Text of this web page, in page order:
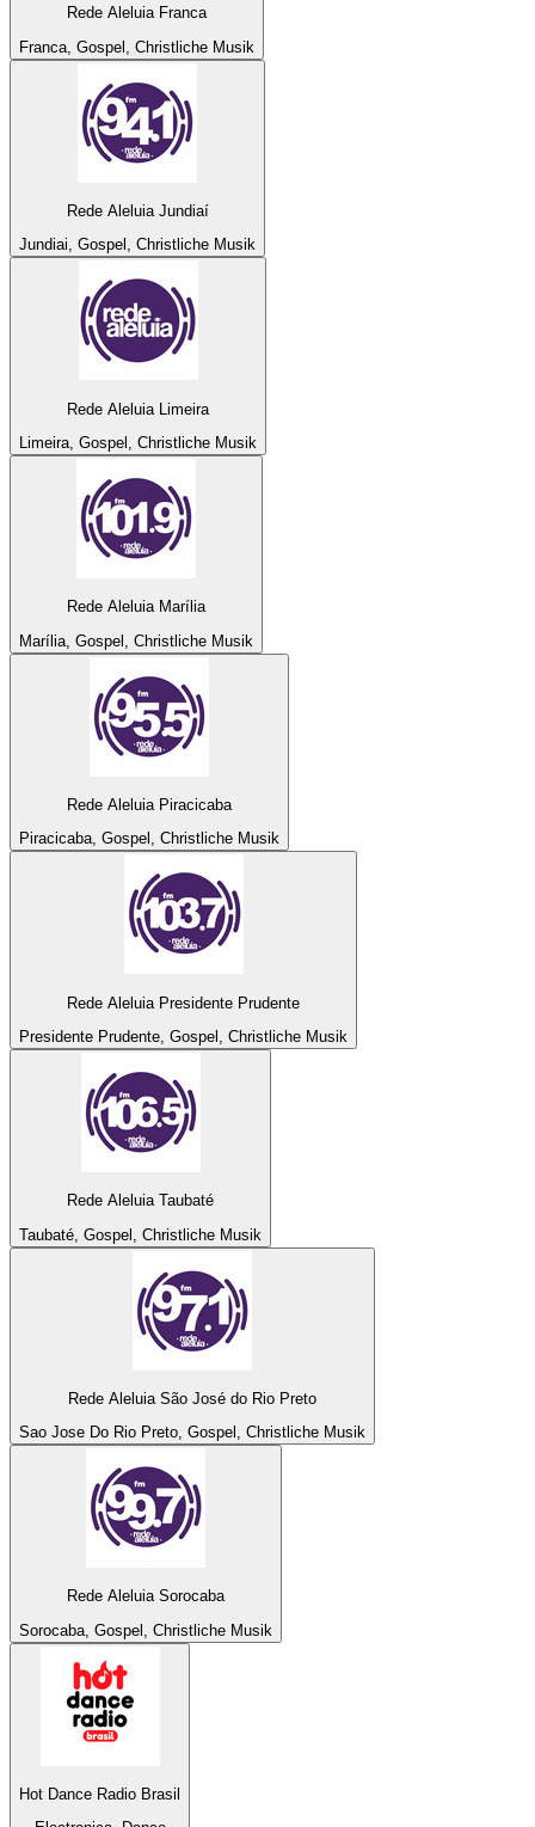
Rede Aleluia Franca
Franca, Gospel, Christliche Musik
Rede Aleluia Jundiaí
Jundiai, Gospel, Christliche Musik
Rede Aleluia Limeira
Limeira, Gospel, Christliche Musik
Rede Aleluia Marília
Marília, Gospel, Christliche Musik
Rede Aleluia Piracicaba
Piracicaba, Gospel, Christliche Musik
Rede Aleluia Presidente Prudente
Presidente Prudente, Gospel, Christliche Musik
Rede Aleluia Taubaté
Taubaté, Gospel, Christliche Musik
Rede Aleluia São José do Rio Preto
Sao Jose Do Rio Preto, Gospel, Christliche Musik
Rede Aleluia Sorocaba
Sorocaba, Gospel, Christliche Musik
Hot Dance Radio Brasil